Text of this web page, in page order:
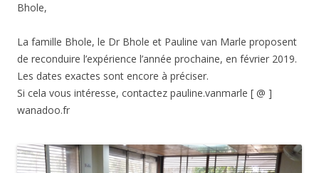
Bhole,
La famille Bhole, le Dr Bhole et Pauline van Marle proposent
de reconduire l’expérience l’année prochaine, en février 2019.
Les dates exactes sont encore à préciser.
Si cela vous intéresse, contactez pauline.vanmarle [ @ ]
wanadoo.fr